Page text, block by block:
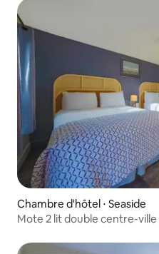
Chambre d'hôtel ⋅ Seaside
Mote 2 lit double centre-ville